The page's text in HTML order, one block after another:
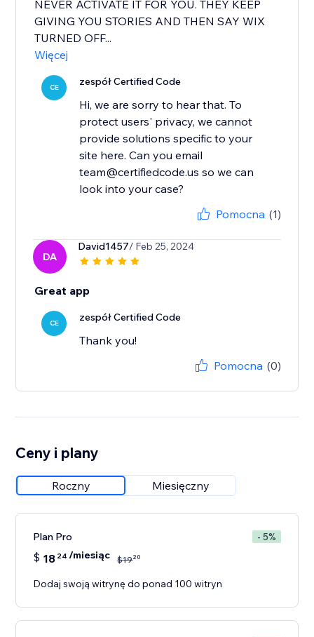
NEVER ACTIVATE IT FOR YOU. THEY KEEP
GIVING YOU STORIES AND THEN SAY WIX
TURNED OFF...
Więcej
CE zespół Certified Code
Hi, we are sorry to hear that. To
protect users' privacy, we cannot
provide solutions specific to your
site here. Can you email
team@certifiedcode.us so we can
Pomocna (1)
DA
David1457/ Feb 25, 2024
Great app
CE zespół Certified Code
Thank you!
Pomocna (0)
Ceny i plany
Roczny Miesięczny
Plan Pro - 5%
$ 18 24 /miesiąc $1920
Dodaj swoją witrynę do ponad 100 witryn